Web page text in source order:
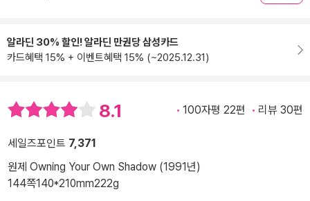
알라딘 30% 할인! 알라딘 만권당 삼성카드
카드혜택 15% + 이벤트혜택 15% (~2025.12.31)
8.1 100자평 22편 리뷰 30편
세일즈포인트 7,371
원제 Owning Your Own Shadow (1991년)
144쪽140*210mm222g